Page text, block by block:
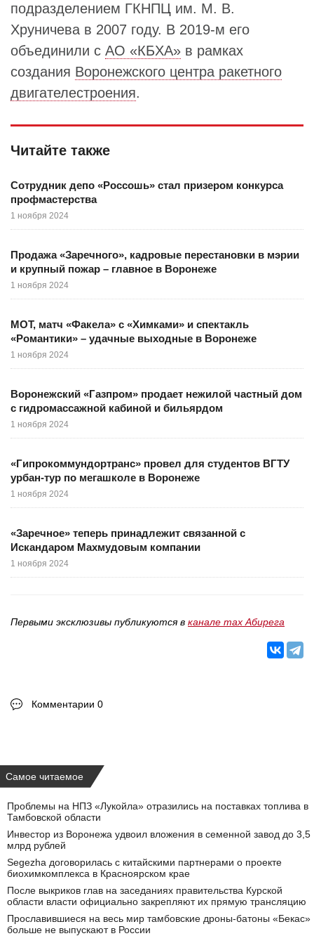
подразделением ГКНПЦ им. М. В.
Хруничева в 2007 году. В 2019-м его
объединили с АО «КБХА» в рамках
создания Воронежского центра ракетного
двигателестроения.
Читайте также
Сотрудник депо «Россошь» стал призером конкурса
профмастерства
1 ноября 2024
Продажа «Заречного», кадровые перестановки в мэрии
и крупный пожар – главное в Воронеже
1 ноября 2024
МОТ, матч «Факела» с «Химками» и спектакль
«Романтики» – удачные выходные в Воронеже
1 ноября 2024
Воронежский «Газпром» продает нежилой частный дом
с гидромассажной кабиной и бильярдом
1 ноября 2024
«Гипрокоммундортранс» провел для студентов ВГТУ
урбан-тур по мегашколе в Воронеже
1 ноября 2024
«Заречное» теперь принадлежит связанной с
Искандаром Махмудовым компании
1 ноября 2024
Первыми эксклюзивы публикуются в канале max Абирега
Комментарии 0
Самое читаемое
Проблемы на НПЗ «Лукойла» отразились на поставках топлива в
Тамбовской области
Инвестор из Воронежа удвоил вложения в семенной завод до 3,5
млрд рублей
Segezha договорилась с китайскими партнерами о проекте
биохимкомплекса в Красноярском крае
После выкриков глав на заседаниях правительства Курской
области власти официально закрепляют их прямую трансляцию
Прославившиеся на весь мир тамбовские дроны-батоны «Бекас»
больше не выпускают в России